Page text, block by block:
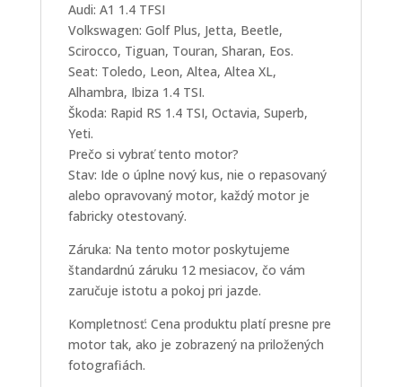
Audi: A1 1.4 TFSI
Volkswagen: Golf Plus, Jetta, Beetle,
Scirocco, Tiguan, Touran, Sharan, Eos.
Seat: Toledo, Leon, Altea, Altea XL,
Alhambra, Ibiza 1.4 TSI.
Škoda: Rapid RS 1.4 TSI, Octavia, Superb,
Yeti.
Prečo si vybrať tento motor?
Stav: Ide o úplne nový kus, nie o repasovaný
alebo opravovaný motor, každý motor je
fabricky otestovaný.
Záruka: Na tento motor poskytujeme
štandardnú záruku 12 mesiacov, čo vám
zaručuje istotu a pokoj pri jazde.
Kompletnosť: Cena produktu platí presne pre
motor tak, ako je zobrazený na priložených
fotografiách.